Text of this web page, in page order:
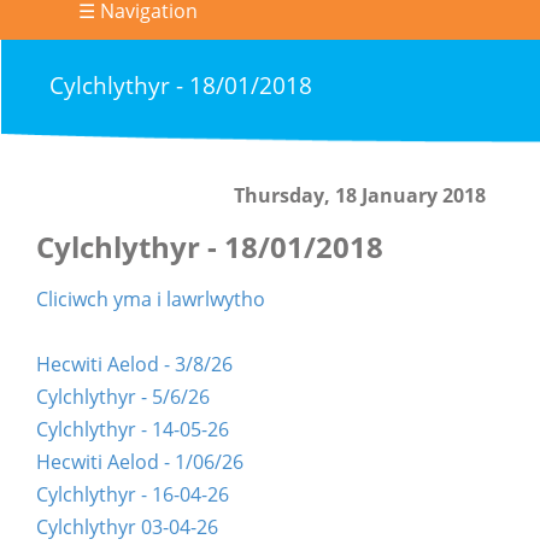
☰ Navigation
Cylchlythyr - 18/01/2018
Thursday, 18 January 2018
Cylchlythyr - 18/01/2018
Cliciwch yma i lawrlwytho
Hecwiti Aelod - 3/8/26
Cylchlythyr - 5/6/26
Cylchlythyr - 14-05-26
Hecwiti Aelod - 1/06/26
Cylchlythyr - 16-04-26
Cylchlythyr 03-04-26